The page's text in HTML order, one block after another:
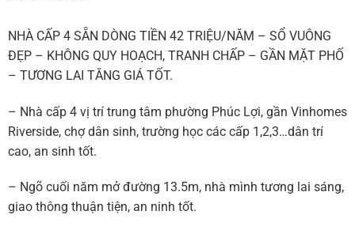
NHÀ CẤP 4 SẴN DÒNG TIỀN 42 TRIỆU/NĂM – SỔ VUÔNG
ĐẸP – KHÔNG QUY HOẠCH, TRANH CHẤP – GẦN MẶT PHỐ
– TƯƠNG LAI TĂNG GIÁ TỐT.
– Nhà cấp 4 vị trí trung tâm phường Phúc Lợi, gần Vinhomes
Riverside, chợ dân sinh, trường học các cấp 1,2,3…dân trí
cao, an sinh tốt.
– Ngõ cuối năm mở đường 13.5m, nhà mình tương lai sáng,
giao thông thuận tiện, an ninh tốt.